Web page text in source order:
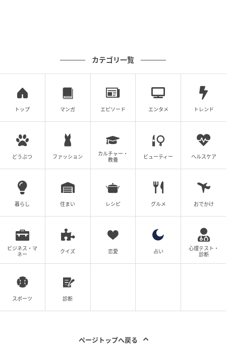
その調査結果が出たのは約1カ月後のこと。資料を見た
瞬間、私は驚くより先に納得してしまいました。
夫は単身赴任先で、既婚女性と不倫していたのです。
単身赴任が終わったあとも関係は継続。毎週末の不自
然な「出張」は、すべて不倫相手と会うための口実だ
すべてやめた結果
翌週末――。
私は朝になっても起き上がりませんでした。すると、
リビングから義母の怒鳴り声が。
「いつまで寝てるの！」
「朝ごはんは！？」
カテゴリ一覧
トップ マンガ エピソード エンタメ トレンド
どうぶつ ファッション
カルチャー・
教養
ビューティー ヘルスケア
暮らし 住まい レシピ グルメ おでかけ
ビジネス・マ
ネー
クイズ 恋愛 占い
心理テスト・
診断
スポーツ 診断
ページトップへ戻る